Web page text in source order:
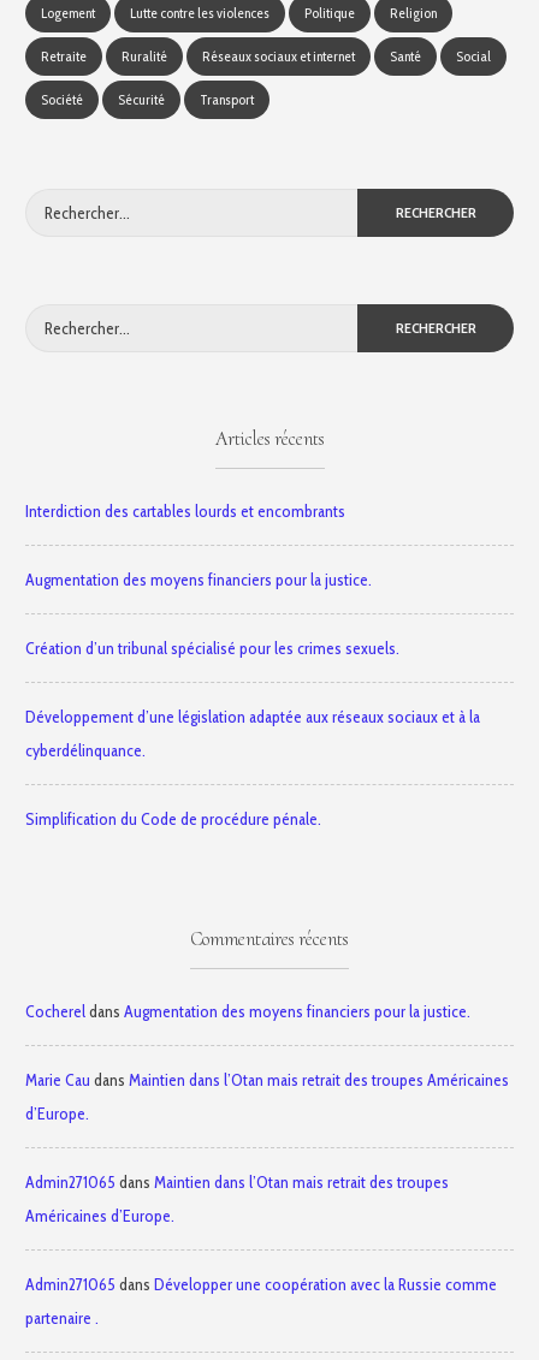
Logement Lutte contre les violences Politique Religion
Retraite Ruralité Réseaux sociaux et internet Santé Social
Société Sécurité Transport
Rechercher :
Rechercher :
Articles récents
Interdiction des cartables lourds et encombrants
Augmentation des moyens financiers pour la justice.
Création d’un tribunal spécialisé pour les crimes sexuels.
Développement d’une législation adaptée aux réseaux sociaux et à la
cyberdélinquance.
Simplification du Code de procédure pénale.
Commentaires récents
Cochereldans Augmentation des moyens financiers pour la justice.
Marie Cau dans Maintien dans l’Otan mais retrait des troupes Américaines
d’Europe.
Admin271065 dans Maintien dans l’Otan mais retrait des troupes
Américaines d’Europe.
Admin271065 dans Développer une coopération avec la Russie comme
partenaire .